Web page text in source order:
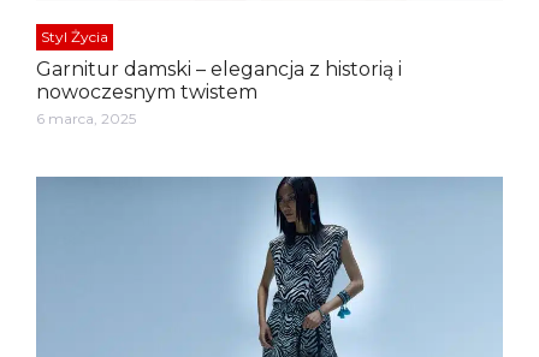
Styl Życia
Garnitur damski – elegancja z historią i
nowoczesnym twistem
6 marca, 2025